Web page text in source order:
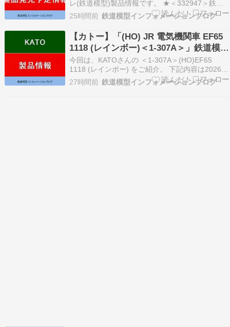
レ(鉄道模型)製品情報です。 ★＜332947＞鉄道
コレクション 水間鉄道1000形2両セットB AD
Yahoo AD Rakuten ＜実車ガイド＞ 東急7000系
を譲り受け、1990年から運行開始した水間鉄道
7000系。 2…
25時間前 鉄道模型インフォメーションブログ
【カトー】「(HO) JR 電気機関車 EF65
1118 (レインボー)＜1-307A＞」鉄道模型
HOゲージ(26年版)
今回は、KATOさんの ＜1-307A＞(HO)EF65
1118 (レインボー) をご紹介。 下記内容は2026年
更新時点の情報です。 ★＜1-307A＞(HO)EF65
1118 (レインボー) AD Yahoo AD Rakuten ＜実車
27時間前 鉄道模型インフォメーションブログ